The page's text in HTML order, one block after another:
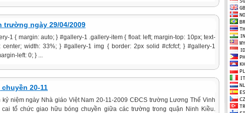
trường ngày 29/04/2009
1 { margin: auto; } #gallery-1 .gallery-item { float: left; margin-top: 10px; text-
center; width: 33%; } #gallery-1 img { border: 2px solid #cfcfcf; } #gallery-1
left: 0; } ...
20-11
kỷ niệm ngày Nhà giáo Việt Nam 20-11-2009 CĐCS trường Lương Thế Vinh
cai tổ chức giao hữu bóng chuyền giữa các trường trong quận Ninh Kiều.